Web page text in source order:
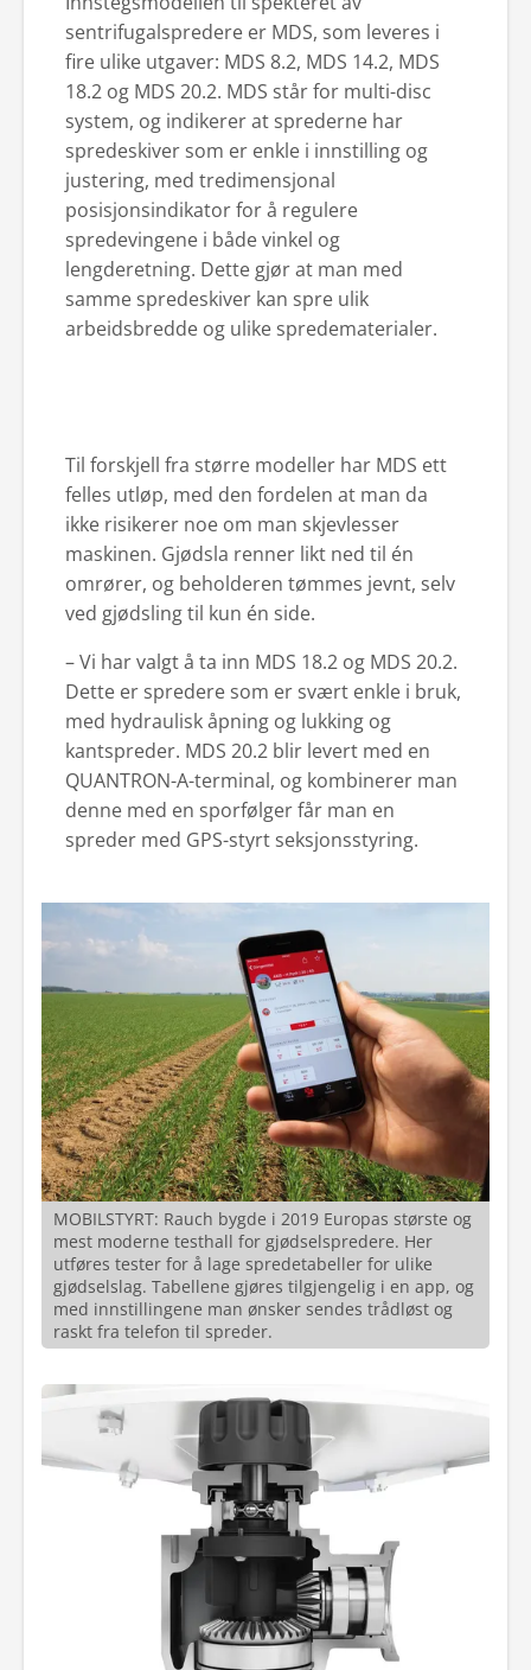
sentrifugalspredere er MDS, som leveres i
fire ulike utgaver: MDS 8.2, MDS 14.2, MDS
18.2 og MDS 20.2. MDS står for multi-disc
system, og indikerer at sprederne har
spredeskiver som er enkle i innstilling og
justering, med tredimensjonal
posisjonsindikator for å regulere
spredevingene i både vinkel og
lengderetning. Dette gjør at man med
samme spredeskiver kan spre ulik
arbeidsbredde og ulike spredematerialer.
Til forskjell fra større modeller har MDS ett
felles utløp, med den fordelen at man da
ikke risikerer noe om man skjevlesser
maskinen. Gjødsla renner likt ned til én
omrører, og beholderen tømmes jevnt, selv
ved gjødsling til kun én side.
– Vi har valgt å ta inn MDS 18.2 og MDS 20.2.
Dette er spredere som er svært enkle i bruk,
med hydraulisk åpning og lukking og
kantspreder. MDS 20.2 blir levert med en
QUANTRON-A-terminal, og kombinerer man
denne med en sporfølger får man en
spreder med GPS-styrt seksjonsstyring.
MOBILSTYRT: Rauch bygde i 2019 Europas største og
mest moderne testhall for gjødselspredere. Her
utføres tester for å lage spredetabeller for ulike
gjødselslag. Tabellene gjøres tilgjengelig i en app, og
med innstillingene man ønsker sendes trådløst og
raskt fra telefon til spreder.